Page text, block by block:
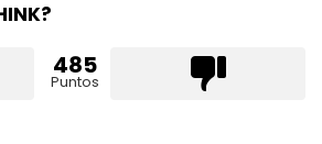
485
Puntos